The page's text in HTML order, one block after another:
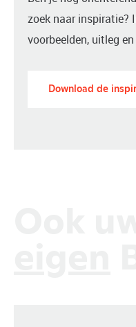
zoek naar inspiratie?
voorbeelden, uitleg
Download de